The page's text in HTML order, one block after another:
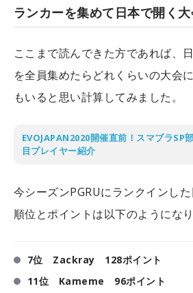
ランカーを集めて日本で開く
ここまで読んできた方であれば、
を全員集めたらどれくらいの大会
もいると思い計算してみました。
EVOJAPAN2020開催直前！スマブラSP
目プレイヤー紹介
今シーズンPGRUにランクインし
順位とポイントは以下のようになり
7位 Zackray 128ポイント
11位 Kameme 96ポイント